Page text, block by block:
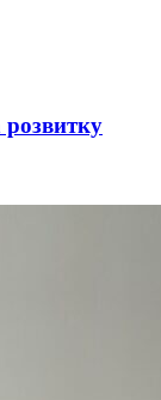
розвитку